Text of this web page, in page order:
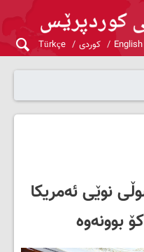
English کوردی Türkçe
نوێی ئەمریكا
بوونەوە